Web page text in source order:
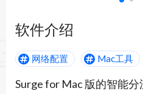
软件介绍
网络配置 Mac工具
Surge for Mac 版的智能